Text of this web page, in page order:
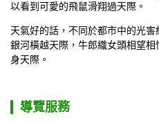
以看到可愛的飛鼠滑翔過天際。
天氣好的話，不同於都市中的光害
銀河橫越天際，牛郎織女頭相望
身天際。
導覽服務